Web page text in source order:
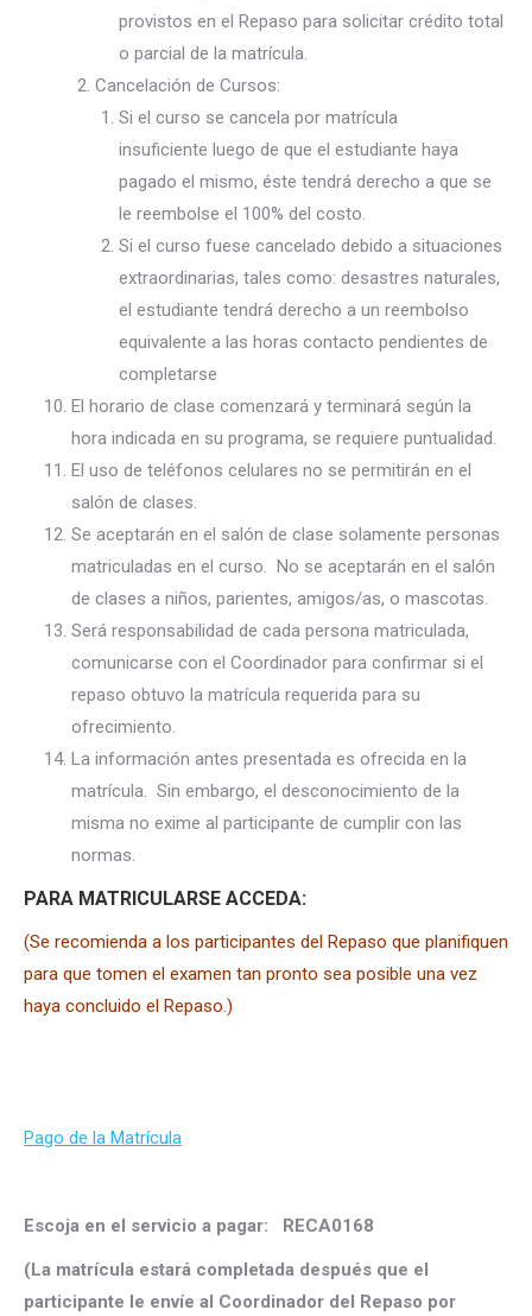
provistos en el Repaso para solicitar crédito total
o parcial de la matrícula.
Cancelación de Cursos:
Si el curso se cancela por matrícula
insuficiente luego de que el estudiante haya
pagado el mismo, éste tendrá derecho a que se
le reembolse el 100% del costo.
Si el curso fuese cancelado debido a situaciones
extraordinarias, tales como: desastres naturales,
el estudiante tendrá derecho a un reembolso
equivalente a las horas contacto pendientes de
completarse
El horario de clase comenzará y terminará según la
hora indicada en su programa, se requiere puntualidad.
El uso de teléfonos celulares no se permitirán en el
salón de clases.
Se aceptarán en el salón de clase solamente personas
matriculadas en el curso. No se aceptarán en el salón
de clases a niños, parientes, amigos/as, o mascotas.
Será responsabilidad de cada persona matriculada,
comunicarse con el Coordinador para confirmar si el
repaso obtuvo la matrícula requerida para su
ofrecimiento.
La información antes presentada es ofrecida en la
matrícula. Sin embargo, el desconocimiento de la
misma no exime al participante de cumplir con las
normas.
PARA MATRICULARSE ACCEDA:
(Se recomienda a los participantes del Repaso que planifiquen
para que tomen el examen tan pronto sea posible una vez
haya concluido el Repaso.)
Pago de la Matrícula
Escoja en el servicio a pagar: RECA0168
(La matrícula estará completada después que el
participante le envíe al Coordinador del Repaso por